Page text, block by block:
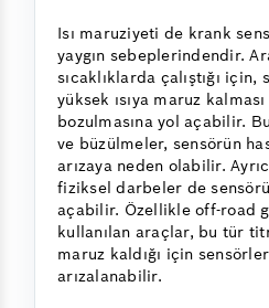
Isı maruziyeti de krank
yaygın sebeplerindendir.
sıcaklıklarda çalıştığı
yüksek ısıya maruz
bozulmasına yol açabilir.
ve büzülmeler, sensörün
arızaya neden olabilir.
fiziksel darbeler de
açabilir. Özellikle off-road
kullanılan araçlar, bu tür
maruz kaldığı için sensörler
arızalanabilir.